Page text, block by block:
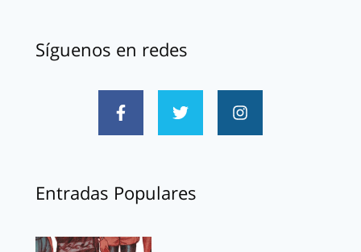
Síguenos en redes
Entradas Populares